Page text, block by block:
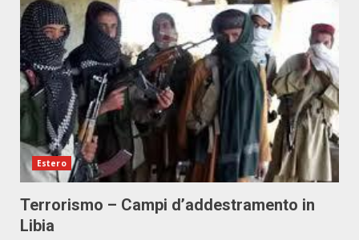
Estero
Terrorismo – Campi d’addestramento in
Libia